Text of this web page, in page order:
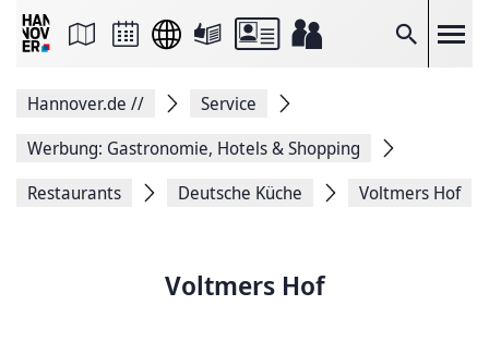
Suche
Seite
Facebook
teilen
Seitenlink
Hannover.de //
Service
Werbung: Gastronomie, Hotels & Shopping
Restaurants
Deutsche Küche Voltmers Hof
Voltmers Hof